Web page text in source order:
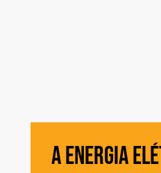
A ENERGIA